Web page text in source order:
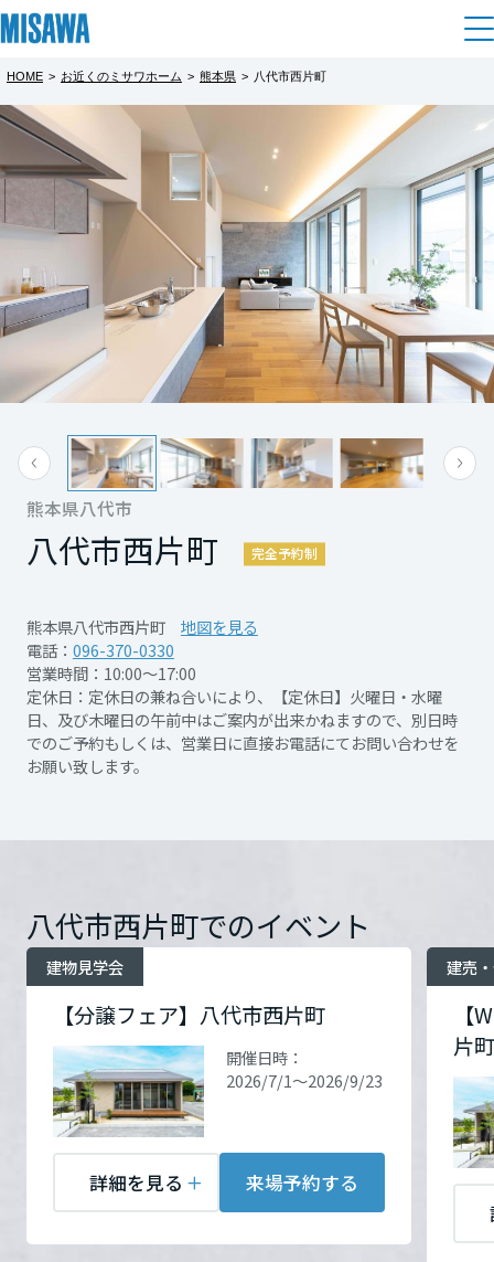
住まい
建てる [注文住宅]
商品ラインアップ
デザイン
テクノロジー（住まいの性能）
建築事例・建築実例
デザイナーズギャラリー
インテリア
住まいづくりガイド
分譲住宅（建売・土地）検索
中古住宅検索
スムストック検索
住まいの売却
これから住まいをご検討の方
多彩な動画やこだわりが詰まった建築実例、注目の最新情報など、住
まいづくりを楽しく学べるデジタルラウンジです。
ホームラウンジ 新築・戸建て
土地活用
個人のお客さま
賃貸住宅
賃貸併用住宅
店舗・各種施設
土地活用モデルルーム見学
土地活用実例
企業不動産活用（CRE）戦略
社宅建築
医療・介護・子育て・障がい福祉施設
これから土地活用・賃貸経営をご検討の方
ホームラウンジ 土地活用・賃貸経営
リフォーム
戸建て・マンション
ミサワリフォームとは
リフォームの流れ
リフォームメニュー
リフォーム事例
事業用リノベーション
ホテル・旅館リフォーム
これからリフォームをご検討の方
実例動画や基礎知識、収納の工夫など、理想の住まいを叶えるリフォ
ームの具体策とアイデアを豊富にご用意しています。
ホームラウンジ リフォーム
まちづくり
複合開発・投資開発
複合開発事業（ASMACI-アスマチ-）
再開発・官民連携事業
分譲マンション開発事業
建築再生事業
事業用売買
すべてのフィールドに新しい価値をデザインし、持続可能な未来志向
のまちづくりを実現していきます。
ミサワゼネラルソリューション
オーナーサポート
サポートメニュー
住まいるりんぐ（ロングサポート）
アフターメンテナンス
ミサワリフォーム
ご相談窓口
ミサワホームオーナーさま・リフォーム工事ご契約者さまとミサワホ
ツや、ミサワホームからの大切なお知らせなど配信しています。
ミサワオーナーズクラブ
企 業・IR情報
企業・IR
MISAWAについて
ミサワホームグループ
IR情報
採用情報
中途採用
障がい者採用
ウエルネス事業
展示場・
カタログ請求
HOME > お近くのミサワホーム > 熊本県 > 八代市西片町
熊本県八代市
八代市西片町 完全予約制
熊本県八代市西片町
地図を見る
電話： 096-370-0330
営業時間：10:00～17:00
定休日：定休日の兼ね合いにより、【定休日】火曜日・水曜
日、及び木曜日の午前中はご案内が出来かねますので、別日時
でのご予約もしくは、営業日に直接お電話にてお問い合わせを
お願い致します。
八代市西片町でのイベント
【分譲フェア】八代市西片町
建物見学会
開催日時：
2026/7/1～2026/9/23
詳細を見る 来場予約する
【
片町
建売
都道府県を選択
北海道
東北
青森県
岩手県
宮城県
秋田県
山形県
茨城県
栃木県
群馬県
埼玉県
【分譲フェア】八代市西片町 完全予約制
＼WEB予約が絶対おトク！豪華2大特典プレゼ
ント／
八代市西片町のモデルハウスへ、WEBから事
前予約の上ご来場いただくと……
【特典①】 Amazonギフトカード 8,000円分
の両方をダブルでプレゼント♪数量限定・期
間限定のチャンスをお見逃しなく！
※ご来場プレゼントは1家族1回までとさせて
※ご予約はご来場日の前日までに必ずwebよ
りお願いいたします
『ご家族の「いま」が広がる、みんなの「未
来」が広がる。』
気持ちよく感じられる場所は、気分によって
変わってくるし、ひとによって違う。
だけど、高天井の空間は開放感がいっぱい
で、だれもがおおらかな気分になれる。
だから天井高約3.9ｍの勾配高天井LDKとい
う、のびのびできる空間を御提案します。
もっと見る
詳細を見る
住所
Google Map
お問い合
わせ
電話：096-370-0330
営業時間：10:00～17:00
定休日：定休日の兼ね合い
により、【定休日】火曜
日・水曜日、及び木曜日の
【WEB来場予約フェア】八代市西片町
完全予約制
【WEB予約＆ご来場で、限定ミッフィージャ
ンボタオルをプレゼント！】
マイホームのご検討の方、まずは展示場・建
売住宅の見学から始めてみませんか？
いをぜひ体感してください。
＼WEB予約＆ご来場で、特典満載！／
おトクなこの機会をお見逃しなく。ご家族皆
イベント参加＋アンケートにお答えいただい
た方の中から抽選で10名の方に
カタログギフト（50,000円相当）が当たる大
※ご予約はご来場日の前日までに必ずwebよ
りお願いいたします
もっと見る
詳細を見る
開催場所 八代市西片町詳細を見る
住所
熊本県八代市西片町
Google Map
お問い合
電話：
営業時間：10:00～17:00
定休日：定休日の兼ね合い
により、【定休日】火曜
日・水曜日、及び木曜日の